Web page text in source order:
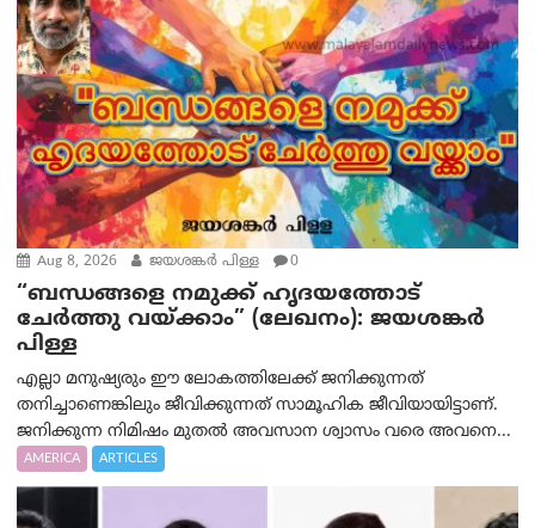
Aug 8, 2026 ജയശങ്കര്‍ പിള്ള 0
“ബന്ധങ്ങളെ നമുക്ക് ഹൃദയത്തോട്
ചേർത്തു വയ്ക്കാം” (ലേഖനം): ജയശങ്കര്‍
പിള്ള
എല്ലാ മനുഷ്യരും ഈ ലോകത്തിലേക്ക് ജനിക്കുന്നത്
തനിച്ചാണെങ്കിലും ജീവിക്കുന്നത് സാമൂഹിക ജീവിയായിട്ടാണ്.
ജനിക്കുന്ന നിമിഷം മുതൽ അവസാന ശ്വാസം വരെ അവനെ...
AMERICA ARTICLES